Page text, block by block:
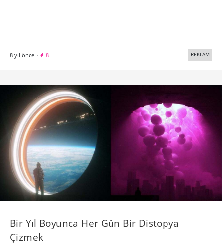
8 yıl önce · 8 REKLAM
Bir Yıl Boyunca Her Gün Bir Distopya
Çizmek